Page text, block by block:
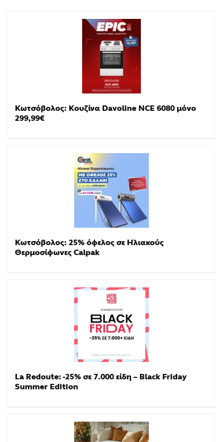
Κωτσόβολος: Κουζίνα Davoline NCE 6080 μόνο
299,99€
Κωτσόβολος: 25% όφελος σε Ηλιακούς
Θερμοσίφωνες Calpak
La Redoute: -25% σε 7.000 είδη – Black Friday
Summer Edition